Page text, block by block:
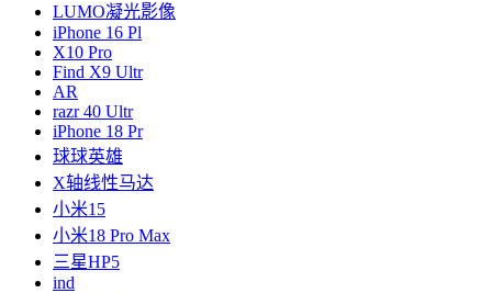
LUMO凝光影像
iPhone 16 Pl
X10 Pro
Find X9 Ultr
AR
razr 40 Ultr
iPhone 18 Pr
球球英雄
X轴线性马达
小米15
小米18 Pro Max
三星HP5
ind